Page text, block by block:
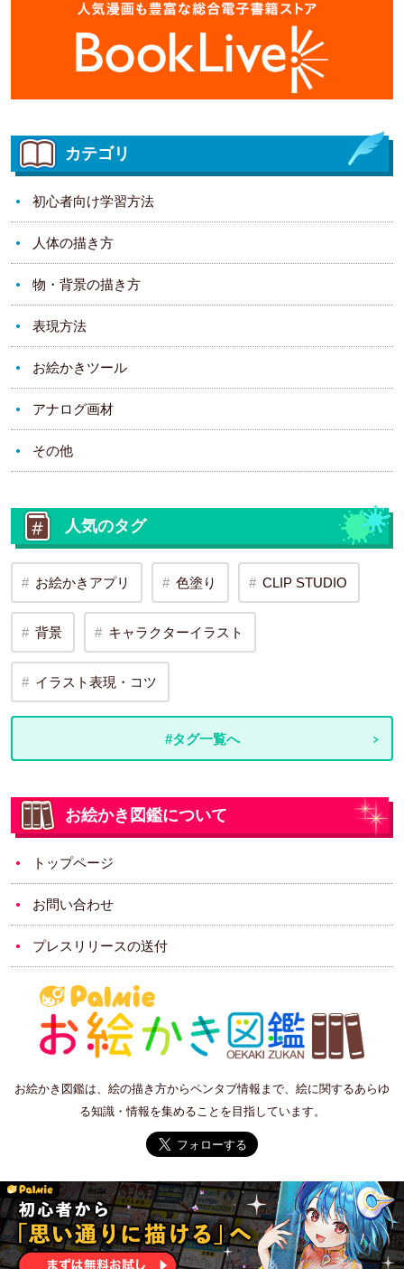
カテゴリ
初心者向け学習方法
人体の描き方
物・背景の描き方
表現方法
お絵かきツール
アナログ画材
その他
人気のタグ
お絵かきアプリ 色塗り CLIP STUDIO
背景 キャラクターイラスト
イラスト表現・コツ
#タグ一覧へ
お絵かき図鑑について
トップページ
お問い合わせ
プレスリリースの送付
お絵かき図鑑は、絵の描き方からペンタブ情報まで、絵に関するあらゆ
る知識・情報を集めることを目指しています。